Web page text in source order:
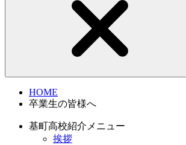
HOME
卒業生の皆様へ
基町高校紹介メニュー
挨拶